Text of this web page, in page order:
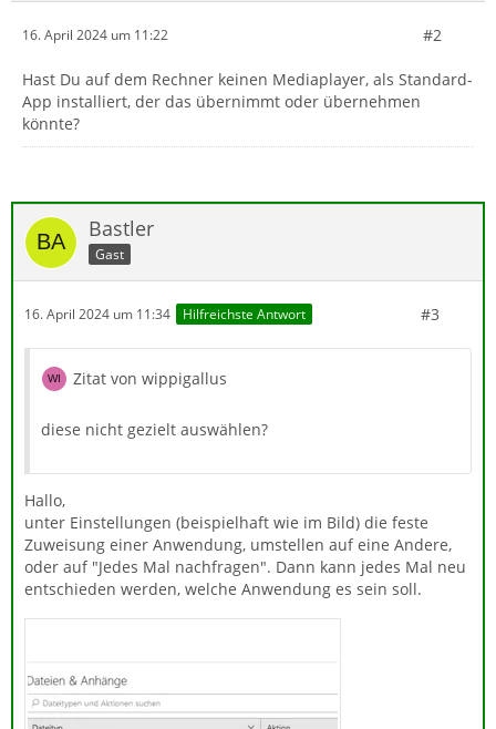
16. April 2024 um 11:22 #2
Hast Du auf dem Rechner keinen Mediaplayer, als Standard-
App installiert, der das übernimmt oder übernehmen
könnte?
Bastler
Gast
16. April 2024 um 11:34 Hilfreichste Antwort #3
Zitat von wippigallus
diese nicht gezielt auswählen?
Hallo,
unter Einstellungen (beispielhaft wie im Bild) die feste
Zuweisung einer Anwendung, umstellen auf eine Andere,
oder auf "Jedes Mal nachfragen". Dann kann jedes Mal neu
entschieden werden, welche Anwendung es sein soll.